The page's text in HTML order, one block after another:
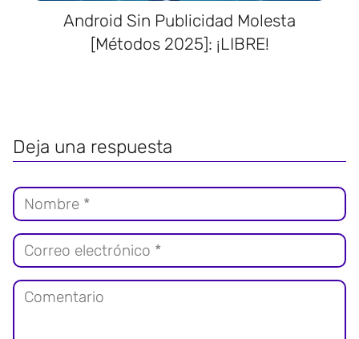
Android Sin Publicidad Molesta
[Métodos 2025]: ¡LIBRE!
Deja una respuesta